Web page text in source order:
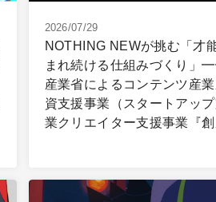
2026/07/29
NOTHING NEWが挑む「才
まれ続ける仕組みづくり」
産業省によるコンテンツ産
資支援事業（スタートアッ
業クリエイター支援事業『創